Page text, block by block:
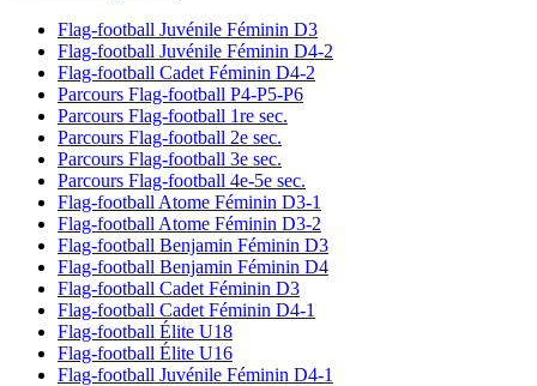
Flag-football Juvénile Féminin D3
Flag-football Juvénile Féminin D4-2
Flag-football Cadet Féminin D4-2
Parcours Flag-football P4-P5-P6
Parcours Flag-football 1re sec.
Parcours Flag-football 2e sec.
Parcours Flag-football 3e sec.
Parcours Flag-football 4e-5e sec.
Flag-football Atome Féminin D3-1
Flag-football Atome Féminin D3-2
Flag-football Benjamin Féminin D3
Flag-football Benjamin Féminin D4
Flag-football Cadet Féminin D3
Flag-football Cadet Féminin D4-1
Flag-football Élite U18
Flag-football Élite U16
Flag-football Juvénile Féminin D4-1